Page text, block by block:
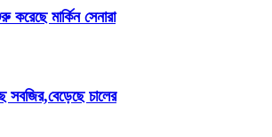
মার্কিন সেনারা
সবজির,বেড়েছে চালের